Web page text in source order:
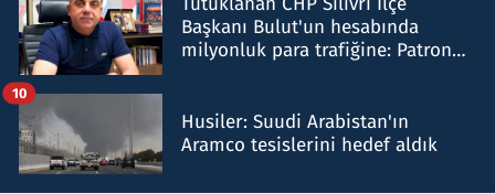
Başkanı Bulut'un hesabında
milyonluk para trafiğine: Patron
Husiler: Suudi Arabistan'ın
Aramco tesislerini hedef aldık
10